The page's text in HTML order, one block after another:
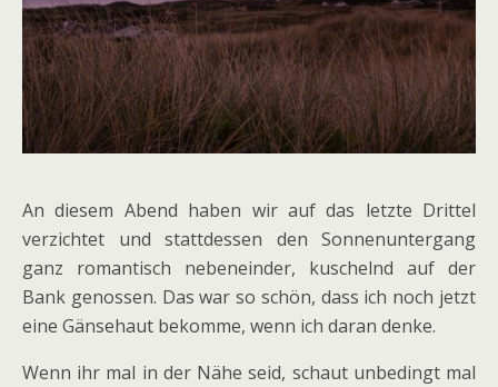
An diesem Abend haben wir auf das letzte Drittel
verzichtet und stattdessen den Sonnenuntergang
ganz romantisch nebeneinder, kuschelnd auf der
Bank genossen. Das war so schön, dass ich noch jetzt
eine Gänsehaut bekomme, wenn ich daran denke.
Wenn ihr mal in der Nähe seid, schaut unbedingt mal